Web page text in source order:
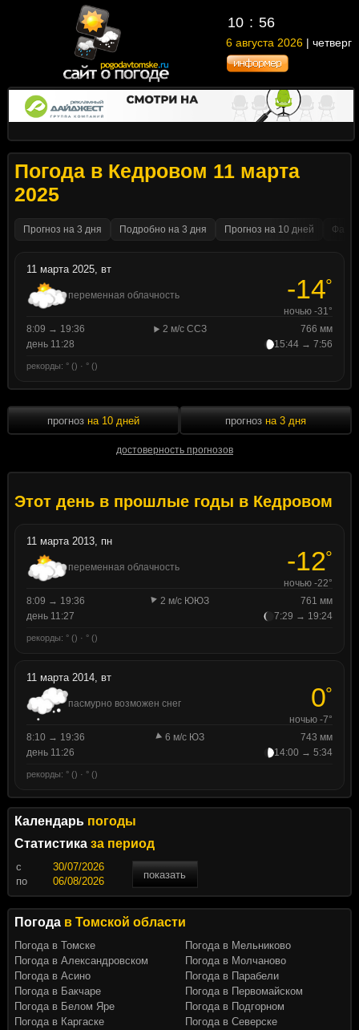
10 56
6 августа 2026 | четверг
Погода в Кедровом 11 марта
2025
Прогноз на 3 дня Подробно на 3 дня Прогноз на 10 дней
11 марта 2025, вт
переменная облачность -14°
ночью -31°
8:09 → 19:36
2 м/с ССЗ
766 мм
день 11:28
15:44 → 7:56
рекорды: ° () · ° ()
прогноз на 10 дней
достоверность прогнозов
прогноз на 3 дня
Этот день в прошлые годы в Кедровом
11 марта 2013, пн
переменная облачность -12°
ночью -22°
8:09 → 19:36
2 м/с ЮЮЗ
761 мм
день 11:27
7:29 → 19:24
рекорды: ° () · ° ()
11 марта 2014, вт
пасмурно возможен снег 0°
ночью -7°
8:10 → 19:36
6 м/с ЮЗ
743 мм
день 11:26
14:00 → 5:34
рекорды: ° () · ° ()
Календарь погоды
Статистика за период
c
показать
по
Погода в Томской области
Погода в Томске
Погода в Александровском
Погода в Асино
Погода в Бакчаре
Погода в Белом Яре
Погода в Каргаске
Погода в Мельниково
Погода в Молчаново
Погода в Парабели
Погода в Первомайском
Погода в Подгорном
Погода в Северске